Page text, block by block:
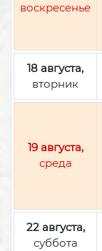
воскресенье
18 августа,
вторник
19 августа,
среда
22 августа,
суббота